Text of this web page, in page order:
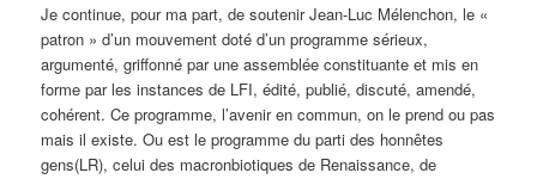
Je continue, pour ma part, de soutenir Jean-Luc Mélenchon, le «
patron » d’un mouvement doté d’un programme sérieux,
argumenté, griffonné par une assemblée constituante et mis en
forme par les instances de LFI, édité, publié, discuté, amendé,
cohérent. Ce programme, l’avenir en commun, on le prend ou pas
mais il existe. Ou est le programme du parti des honnêtes
gens(LR), celui des macronbiotiques de Renaissance, de